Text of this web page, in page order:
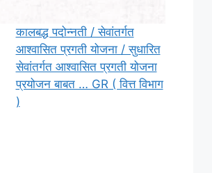
कालबद्ध पदोन्नती / सेवांतर्गत
आश्वासित प्रगती योजना / सुधारित
सेवांतर्गत आश्वासित प्रगती योजना
प्रयोजन बाबत … GR ( वित्त विभाग
)